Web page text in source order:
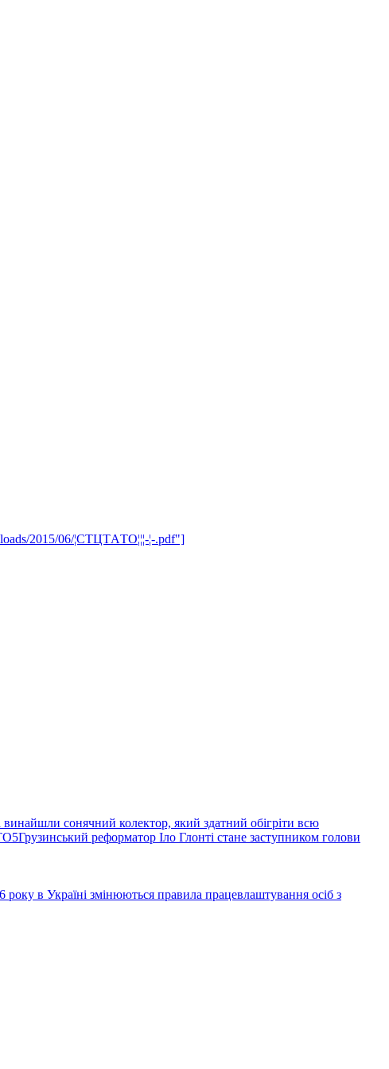
2015/06/¦СTЦTАTО¦¦¦-¦-.pdf"]
винайшли сонячний колектор, який здатний обігріти всю
5Грузинський реформатор Іло Глонті стане заступником голови
року в Україні змінюються правила працевлаштування осіб з